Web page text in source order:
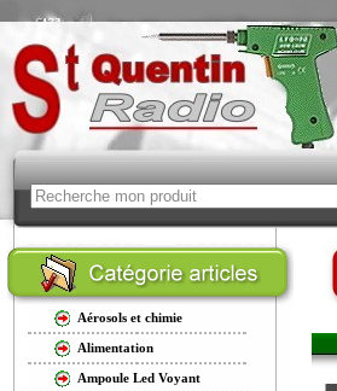
Aérosols et chimie
Alimentation
Ampoule Led Voyant